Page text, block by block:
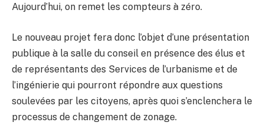
Aujourd’hui, on remet les compteurs à zéro.
Le nouveau projet fera donc l’objet d’une présentation
publique à la salle du conseil en présence des élus et
de représentants des Services de l’urbanisme et de
l’ingénierie qui pourront répondre aux questions
soulevées par les citoyens, après quoi s’enclenchera le
processus de changement de zonage.